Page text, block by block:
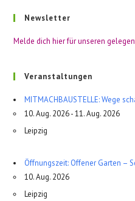
Newsletter
Melde dich hier für unseren
Veranstaltungen
MITMACHBAUSTELLE: Wege
10. Aug. 2026 - 11. Aug. 2026
Leipzig
Öffnungszeit: Offener Garten –
10. Aug. 2026
Leipzig